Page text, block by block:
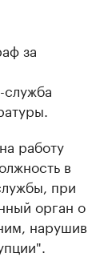
за
служба
работу
в
при
орган о
нарушив